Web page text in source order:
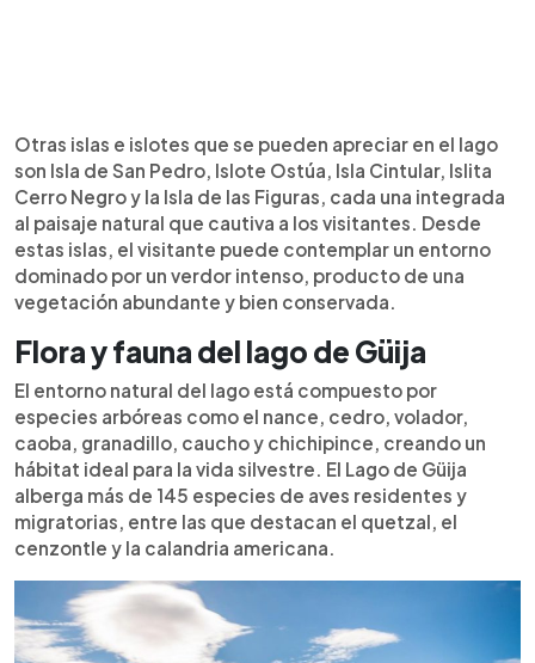
Otras islas e islotes que se pueden apreciar en el lago
son Isla de San Pedro, Islote Ostúa, Isla Cintular, Islita
Cerro Negro y la Isla de las Figuras, cada una integrada
al paisaje natural que cautiva a los visitantes. Desde
estas islas, el visitante puede contemplar un entorno
dominado por un verdor intenso, producto de una
vegetación abundante y bien conservada.
Flora y fauna del lago de Güija
El entorno natural del lago está compuesto por
especies arbóreas como el nance, cedro, volador,
caoba, granadillo, caucho y chichipince, creando un
hábitat ideal para la vida silvestre. El Lago de Güija
alberga más de 145 especies de aves residentes y
migratorias, entre las que destacan el quetzal, el
cenzontle y la calandria americana.